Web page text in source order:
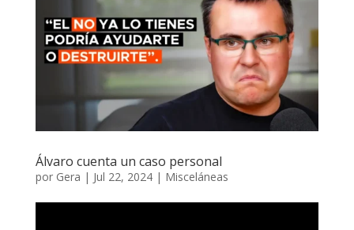
Álvaro cuenta un caso personal
por Gera | Jul 22, 2024| Misceláneas